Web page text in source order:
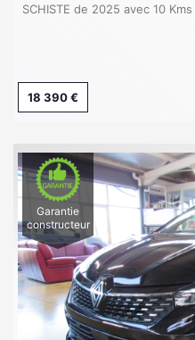
SCHISTE de 2025 avec 10
18 390 €
Garantie
constructeur